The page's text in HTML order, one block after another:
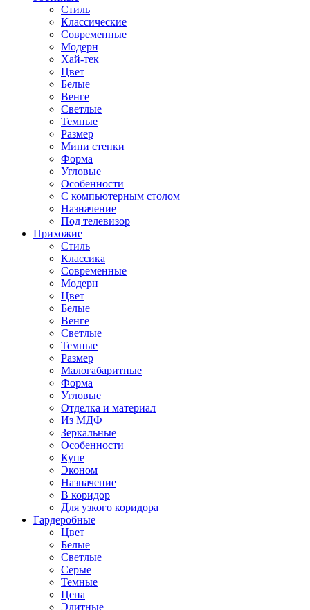
Стиль
Классические
Современные
Модерн
Хай-тек
Цвет
Белые
Венге
Светлые
Темные
Размер
Мини стенки
Форма
Угловые
Особенности
С компьютерным столом
Назначение
Под телевизор
Прихожие
Стиль
Классика
Современные
Модерн
Цвет
Белые
Венге
Светлые
Темные
Размер
Малогабаритные
Форма
Угловые
Отделка и материал
Из МДФ
Зеркальные
Особенности
Купе
Эконом
Назначение
В коридор
Для узкого коридора
Гардеробные
Цвет
Белые
Светлые
Серые
Темные
Цена
Элитные